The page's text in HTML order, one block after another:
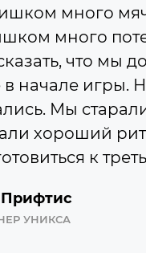
много
много
что мы
начале игры.
Мы
хороший
к
УНИКСА